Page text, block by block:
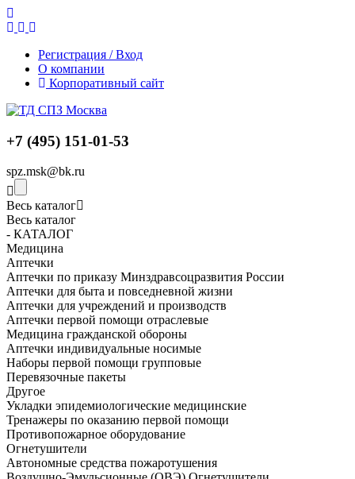
Регистрация / Вход
О компании
Корпоративный сайт
+7 (495) 151-01-53
spz.msk@bk.ru
Весь каталог
Весь каталог
- КАТАЛОГ
Медицина
Аптечки
Аптечки по приказу Минздравсоцразвития России
Аптечки для быта и повседневной жизни
Аптечки для учреждений и производств
Аптечки первой помощи отраслевые
Медицина гражданской обороны
Аптечки индивидуальные носимые
Наборы первой помощи групповые
Перевязочные пакеты
Другое
Укладки эпидемиологические медицинские
Тренажеры по оказанию первой помощи
Противопожарное оборудование
Огнетушители
Автономные средства пожаротушения